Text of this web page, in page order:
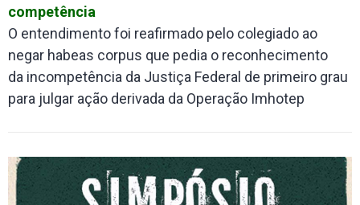
competência
O entendimento foi reafirmado pelo colegiado ao
negar habeas corpus que pedia o reconhecimento
da incompetência da Justiça Federal de primeiro grau
para julgar ação derivada da Operação Imhotep